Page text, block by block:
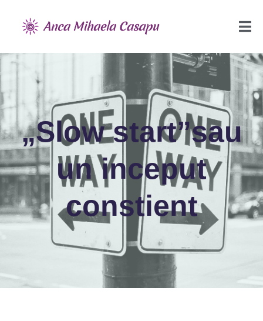
„Slow start”sau
un inceput
constient